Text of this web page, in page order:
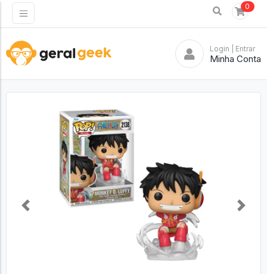
0
Login | Entrar
Minha Conta
Previous Next